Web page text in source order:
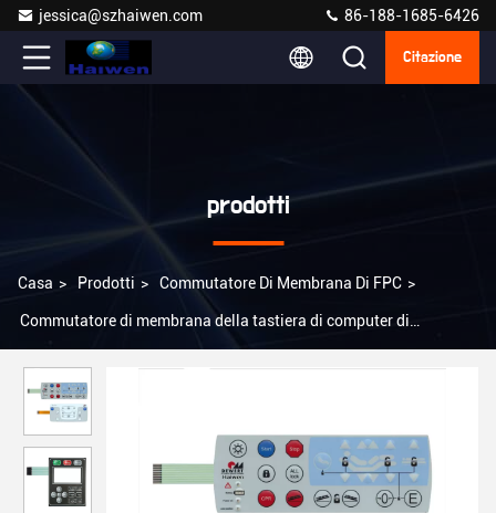
jessica@szhaiwen.com 86-188-1685-6426
Citazione
prodotti
Casa > Prodotti > Commutatore Di Membrana Di FPC >
Commutatore di membrana della tastiera di computer di